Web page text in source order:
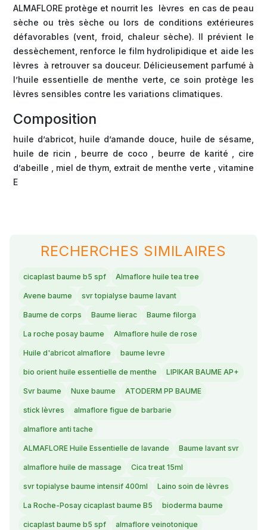
ALMAFLORE protège et nourrit les lèvres en cas de peau
sèche ou très sèche ou lors de conditions extérieures
défavorables (vent, froid, chaleur sèche). Il prévient le
dessèchement, renforce le film hydrolipidique et aide les
lèvres à retrouver sa douceur. Délicieusement parfumé à
l’huile essentielle de menthe verte, ce soin protège les
lèvres sensibles contre les variations climatiques.
Composition
huile d’abricot, huile d’amande douce, huile de sésame,
huile de ricin , beurre de coco , beurre de karité , cire
d’abeille , miel de thym, extrait de menthe verte , vitamine
E
RECHERCHES SIMILAIRES
cicaplast baume b5 spf Almaflore huile tea tree
Avene baume svr topialyse baume lavant
Baume de corps Baume lierac Baume filorga
La roche posay baume Almaflore huile de rose
Huile d'abricot almaflore baume levre
bio orient huile essentielle de menthe LIPIKAR BAUME AP+
Svr baume Nuxe baume ATODERM PP BAUME
stick lèvres almaflore figue de barbarie
almaflore anti tache
ALMAFLORE Huile Essentielle de lavande Baume lavant svr
almaflore huile de massage Cica treat 15ml
svr topialyse baume intensif 400ml Laino soin de lèvres
La Roche-Posay cicaplast baume B5 bioderma baume
cicaplast baume b5 spf almaflore veinotonique